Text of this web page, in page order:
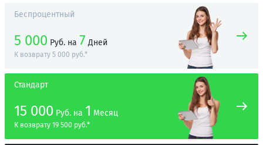
Беспроцентный
5 000 Руб. на 7 Дней
К возврату 5 000 руб.*
Стандарт
15 000 Руб. на 1 Месяц
К возврату 19 500 руб.*